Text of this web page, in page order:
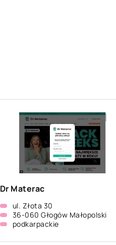
Dr Materac
ul. Złota 30
36-060 Głogów Małopolski
podkarpackie